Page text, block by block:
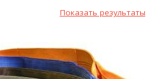
Показать результаты